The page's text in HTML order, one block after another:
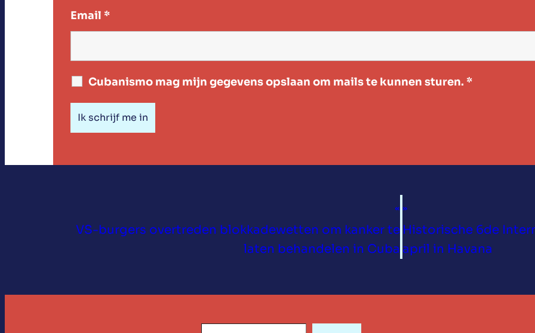
Email *
Cubanismo mag mijn gegevens opslaan om mails te kunnen sturen. *
«
VS-burgers overtreden blokkadewetten om kanker te
laten behandelen in Cuba
»
Historische 6de
april in Havana